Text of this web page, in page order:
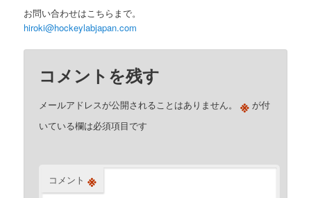
お問い合わせはこちらまで。
hiroki@hockeylabjapan.com
コメントを残す
メールアドレスが公開されることはありません。 ※ が付
いている欄は必須項目です
コメント ※